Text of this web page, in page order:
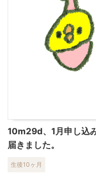
10m29d、1月申し込
届きました。
生後10ヶ月